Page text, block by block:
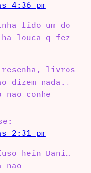
4:36 pm
lido um do
louca q fez
livros
dizem nada..
conhe
2:31 pm
hein Dani…
nao